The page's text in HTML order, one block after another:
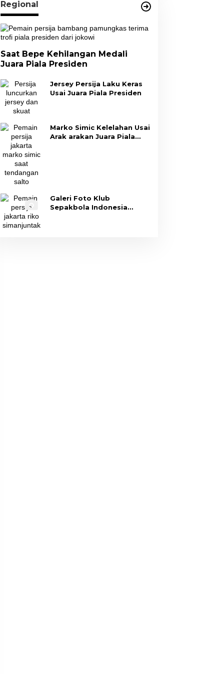
Regional
Saat Bepe Kehilangan Medali
Juara Piala Presiden
Jersey Persija Laku Keras
Usai Juara Piala Presiden
Marko Simic Kelelahan Usai
Arak arakan Juara Piala
Galeri Foto Klub
Sepakbola Indonesia